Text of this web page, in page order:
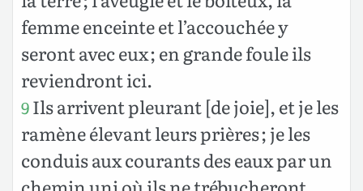
femme enceinte et l’accouchée y
seront avec eux ; en grande foule ils
reviendront ici.
9Ils arrivent pleurant [de joie], et je les
ramène élevant leurs prières ; je les
conduis aux courants des eaux par un